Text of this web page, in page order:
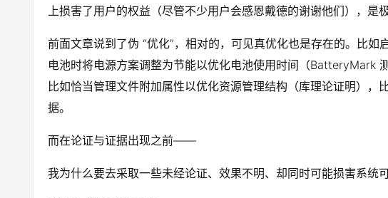
上损害了用户的权益（尽管不少用户会感恩戴德的谢谢他们），是
前面文章说到了伪 “优化”，相对的，可见真优化也是存在的。比
电池时将电源方案调整为节能以优化电池使用时间（BatteryMark
比如恰当管理文件附加属性以优化资源管理结构（库理论证明）
据。
而在论证与证据出现之前——
我为什么要去采取一些未经论证、效果不明、却同时可能损害系统